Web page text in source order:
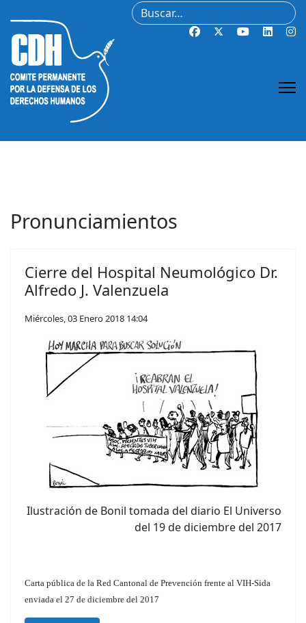
Buscar
Pronunciamientos
Cierre del Hospital Neumológico Dr.
Alfredo J. Valenzuela
Miércoles, 03 Enero 2018 14:04
Ilustración de Bonil tomada del diario El Universo
del 19 de diciembre del 2017
Carta pública de la Red Cantonal de Prevención frente al VIH-Sida
enviada el 27 de diciembre del 2017